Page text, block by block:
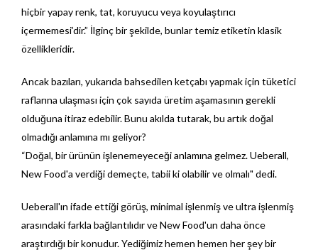
hiçbir yapay renk, tat, koruyucu veya koyulaştırıcı
içermemesi’dir.” İlginç bir şekilde, bunlar temiz etiketin klasik
özellikleridir.
Ancak bazıları, yukarıda bahsedilen ketçabı yapmak için tüketici
raflarına ulaşması için çok sayıda üretim aşamasının gerekli
olduğuna itiraz edebilir. Bunu akılda tutarak, bu artık doğal
olmadığı anlamına mı geliyor?
“Doğal, bir ürünün işlenemeyeceği anlamına gelmez. Ueberall,
New Food'a verdiği demeçte, tabii ki olabilir ve olmalı" dedi.
Ueberall'ın ifade ettiği görüş, minimal işlenmiş ve ultra işlenmiş
arasındaki farkla bağlantılıdır ve New Food'un daha önce
araştırdığı bir konudur. Yediğimiz hemen hemen her şey bir